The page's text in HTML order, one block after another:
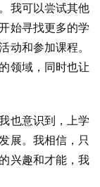
我可以尝试其他
始寻找更多的学
动和参加课程。
领域，同时也让
也意识到，上学
展。我相信，只
兴趣和才能，我